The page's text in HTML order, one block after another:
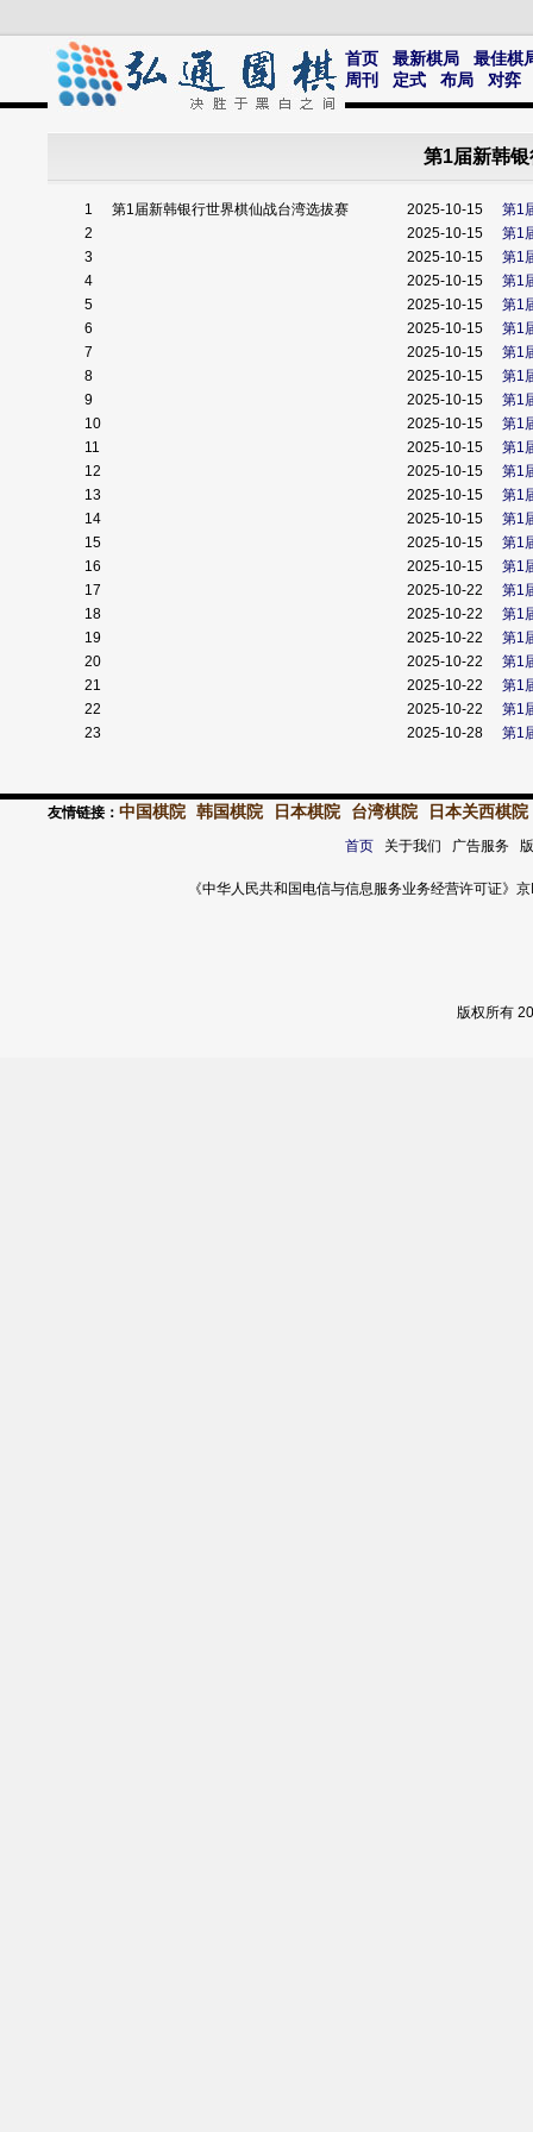
首页 最新棋局
最佳棋
周刊
定式 布局 对弈
第1届新韩
1 第1届新韩银行世界棋仙战台湾选拔赛 2025-10-15
第1
2
2025-10-15
第1
3
2025-10-15
第1
4
2025-10-15
第1
5
2025-10-15
第1
6
2025-10-15
第1
7
2025-10-15
第1
8
2025-10-15
第1
9
2025-10-15
第1
10
2025-10-15
第1
11
2025-10-15
第1
12
2025-10-15
第1
13
2025-10-15
第1
14
2025-10-15
第1
15
2025-10-15
第1
16
2025-10-15
第1
17
2025-10-22
第1
18
2025-10-22
第1
19
2025-10-22
第1
20
2025-10-22
第1
21
2025-10-22
第1
22
2025-10-22
第1
23
2025-10-28 第1
友情链接： 中国棋院 韩国棋院 日本棋院 台湾棋院 日本关西棋院
首页关于我们 广告服务
《中华人民共和国电信与信息服务业务经营许可证
版权所有